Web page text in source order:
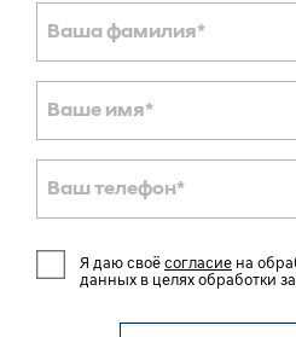
Ваша фамилия*
Ваше имя*
Ваш телефон*
Я даю своё согласие на
данных в целях обработки